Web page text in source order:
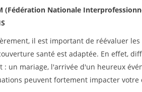
(Fédération Nationale
il est important de réévaluer
santé est adaptée. En effet,
: un mariage, l'arrivée d'un heureux
peuvent fortement impacter